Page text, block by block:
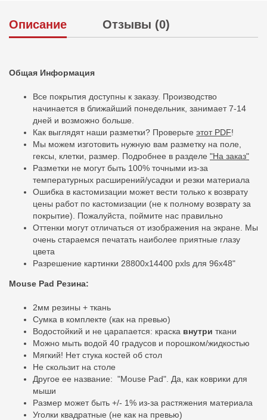
Описание Отзывы (0)
Общая Информация
Все покрытия доступны к заказу. Производство
начинается в ближайший понедельник, занимает 7-14
дней и возможно больше.
Как выглядят наши разметки? Проверьте этот PDF!
Мы можем изготовить нужную вам разметку на поле,
гексы, клетки, размер. Подробнее в разделе "На заказ"
Разметки не могут быть 100% точными из-за
температурных расширений/усадки и резки материала
Ошибка в кастомизации может вести только к возврату
цены работ по кастомизации (не к полному возврату за
покрытие). Пожалуйста, поймите нас правильно
Оттенки могут отличаться от изображения на экране. Мы
очень стараемся печатать наиболее приятные глазу
цвета
Разрешение картинки 28800x14400 pxls для 96x48"
Mouse Pad Резина:
2мм резины + ткань
Сумка в комплекте (как на превью)
Водостойкий и не царапается: краска внутри ткани
Можно мыть водой 40 градусов и порошком/жидкостью
Мягкий! Нет стука костей об стол
Не скользит на столе
Другое ее название: "Mouse Pad". Да, как коврики для
мыши
Размер может быть +/- 1% из-за растяжения материала
Уголки квадратные (не как на превью)